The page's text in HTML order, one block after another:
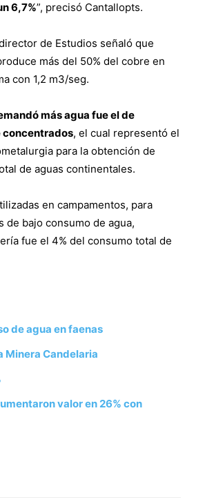
6,7%”, precisó Cantallopts.
de Estudios señaló que
más del 50% del cobre en
con 1,2 m3/seg.
más agua fue el de
concentrados, el cual representó el
para la obtención de
de aguas continentales.
en campamentos, para
bajo consumo de agua,
fue el 4% del consumo total de
de agua en faenas
Minera Candelaria
valor en 26% con